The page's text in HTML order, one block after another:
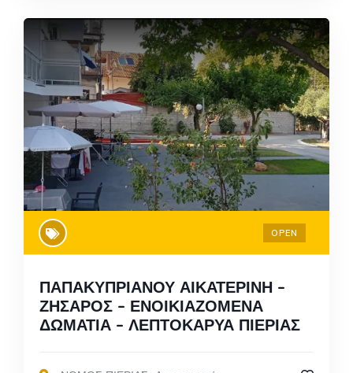
OPEN
ΠΑΠΑΚΥΠΡΙΑΝΟΥ ΑΙΚΑΤΕΡΙΝΗ –
ΖΗΣΑΡΟΣ – ΕΝΟΙΚΙΑΖΟΜΕΝΑ
ΔΩΜΑΤΙΑ – ΛΕΠΤΟΚΑΡΥΑ ΠΙΕΡΙΑΣ